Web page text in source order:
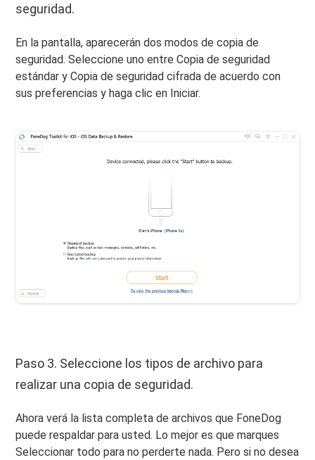
seguridad.
En la pantalla, aparecerán dos modos de copia de
seguridad. Seleccione uno entre Copia de seguridad
estándar y Copia de seguridad cifrada de acuerdo con
sus preferencias y haga clic en Iniciar.
Paso 3. Seleccione los tipos de archivo para
realizar una copia de seguridad.
Ahora verá la lista completa de archivos que FoneDog
puede respaldar para usted. Lo mejor es que marques
Seleccionar todo para no perderte nada. Pero si no desea